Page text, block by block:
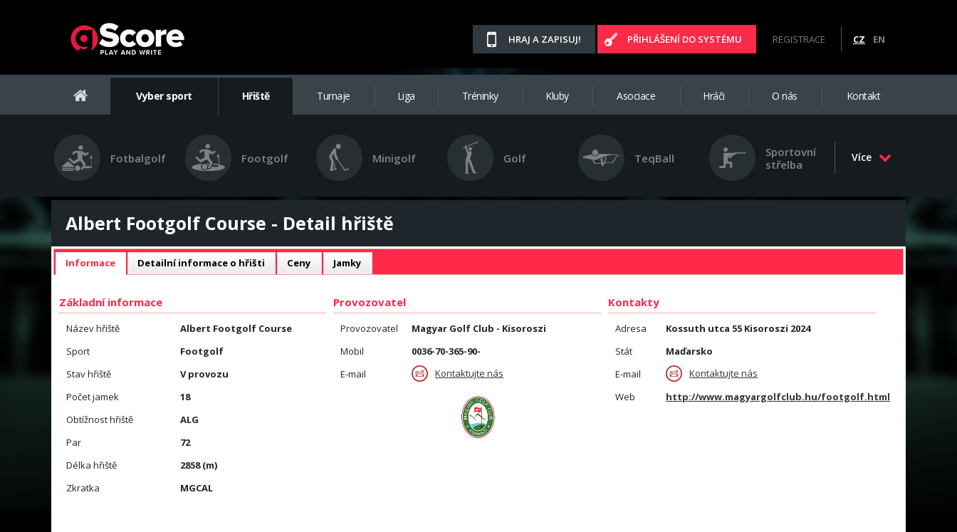
HRAJ A ZAPISUJ! PŘIHLÁŠENÍ DO SYSTÉMU REGISTRACE CZ EN
Vyber sport Hřiště Turnaje Liga Tréninky Kluby Asociace Hráči O nás Kontakt
Fotbalgolf Footgolf Minigolf Golf TeqBall
Sportovní
střelba
Více
Albert Footgolf Course - Detail hřiště
Informace Detailní informace o hřišti Ceny Jamky
Základní informace
Název hřiště
Albert Footgolf Course
Sport
Footgolf
Stav hřiště
V provozu
Počet jamek
18
Obtížnost hřiště
ALG
Par
72
Délka hřiště
2858 (m)
Zkratka
MGCAL
Provozovatel
Provozovatel
Magyar Golf Club - Kisoroszi
Mobil
0036-70-365-90-
E-mail
Kontaktujte nás
Kontakty
Adresa
Kossuth utca 55 Kisoroszi 2024
Stát
Maďarsko
E-mail
Kontaktujte nás
Web
http://www.magyargolfclub.hu/footgolf.html